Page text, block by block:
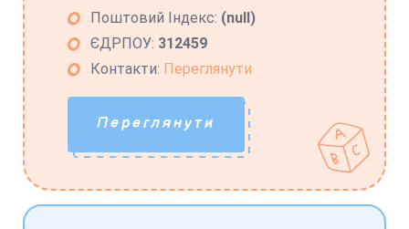
Поштовий Індекс: (null)
ЄДРПОУ: 312459
Контакти: Переглянути
Переглянути